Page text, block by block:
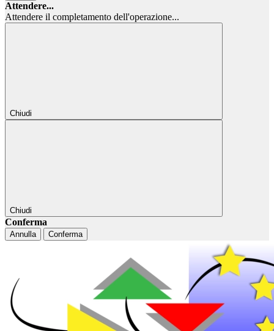
Attendere...
Attendere il completamento dell'operazione...
Chiudi
Chiudi
Conferma
Annulla Conferma